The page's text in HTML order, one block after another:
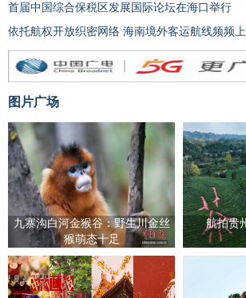
首届中国综合保税区发展国际论坛在海口举行
依托航权开放织密网络 海南境外客运航线频频
图片广场
九寨沟白河金猴谷：野生川金丝
猴萌态十足
航拍贵